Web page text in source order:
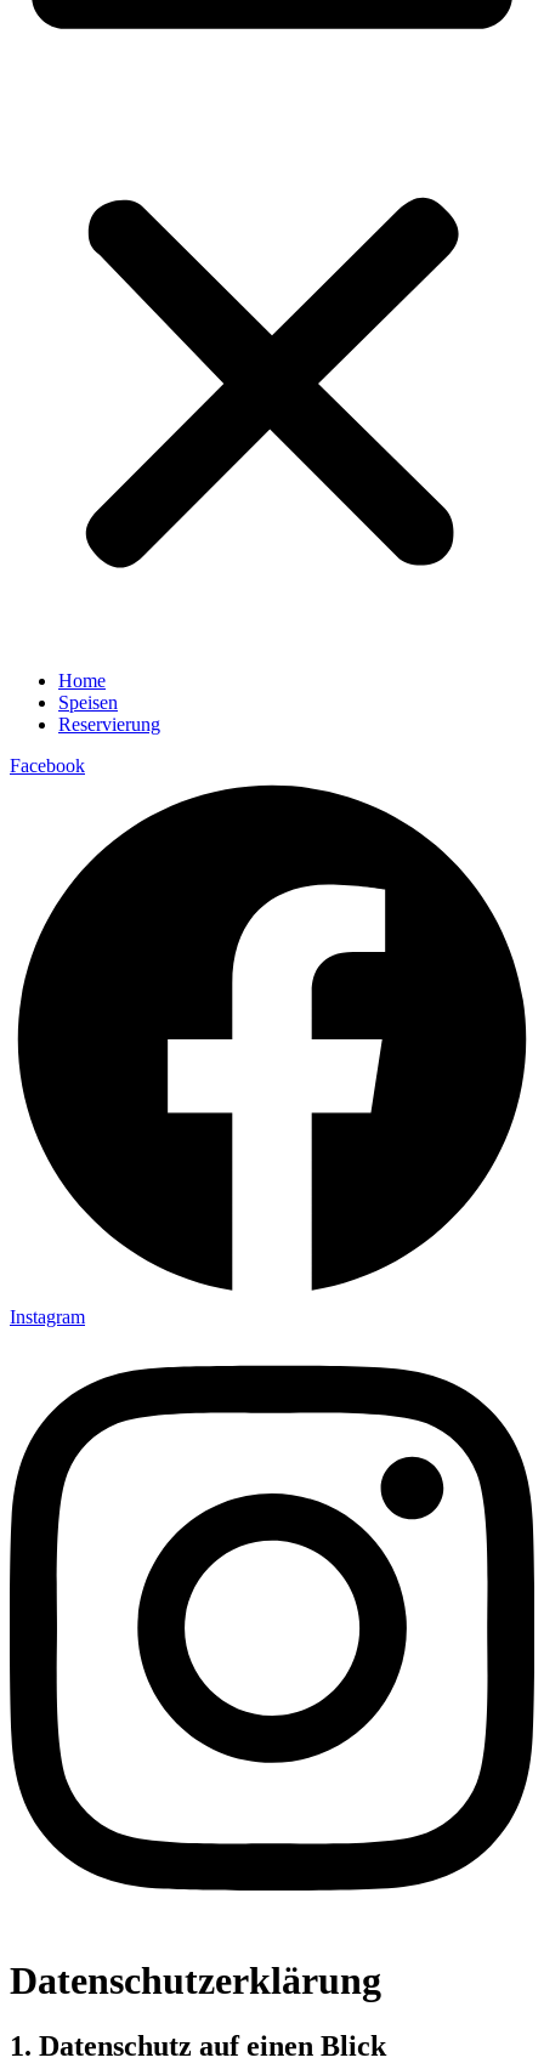
Home
Speisen
Reservierung
Facebook
Instagram
Datenschutzerklärung
1. Datenschutz auf einen Blick